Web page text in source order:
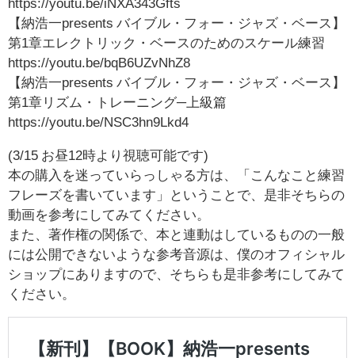
https://youtu.be/iNXA343Gfts
【納浩一presents バイブル・フォー・ジャズ・ベース】
第1章エレクトリック・ベースのためのスケール練習
https://youtu.be/bqB6UZvNhZ8
【納浩一presents バイブル・フォー・ジャズ・ベース】
第1章リズム・トレーニング─上級篇
https://youtu.be/NSC3hn9Lkd4
(3/15 お昼12時より視聴可能です)
本の購入を迷っていらっしゃる方は、「こんなこと練習
フレーズを書いています」ということで、是非そちらの
動画を参考にしてみてください。
また、著作権の関係で、本と連動はしているものの一般
には公開できないような参考音源は、僕のオフィシャル
ショップにありますので、そちらも是非参考にしてみて
ください。